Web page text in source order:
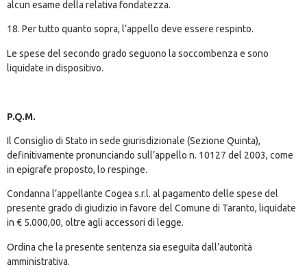
alcun esame della relativa fondatezza.
18. Per tutto quanto sopra, l’appello deve essere respinto.
Le spese del secondo grado seguono la soccombenza e sono
liquidate in dispositivo.
P.Q.M.
Il Consiglio di Stato in sede giurisdizionale (Sezione Quinta),
definitivamente pronunciando sull’appello n. 10127 del 2003, come
in epigrafe proposto, lo respinge.
Condanna l’appellante Cogea s.r.l. al pagamento delle spese del
presente grado di giudizio in favore del Comune di Taranto, liquidate
in € 5.000,00, oltre agli accessori di legge.
Ordina che la presente sentenza sia eseguita dall’autorità
amministrativa.